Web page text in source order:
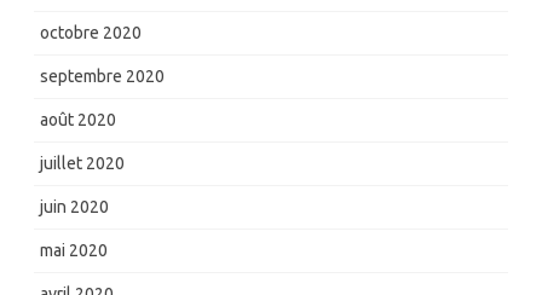
octobre 2020
septembre 2020
août 2020
juillet 2020
juin 2020
mai 2020